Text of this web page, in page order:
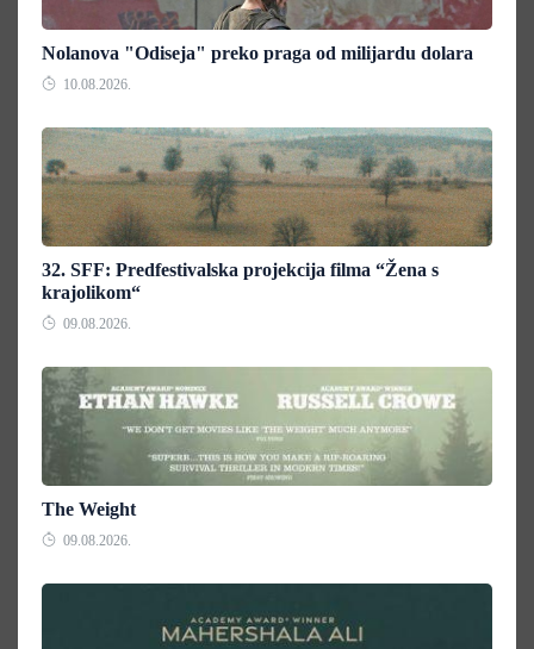
Nolanova "Odiseja" preko praga od milijardu dolara
10.08.2026.
32. SFF: Predfestivalska projekcija filma “Žena s
krajolikom“
09.08.2026.
The Weight
09.08.2026.